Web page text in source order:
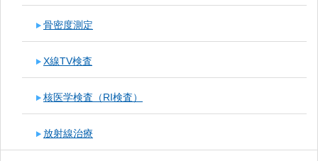
骨密度測定
X線TV検査
核医学検査（RI検査）
放射線治療